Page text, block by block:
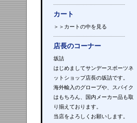
カート
＞＞カートの中を見る
店長のコーナー
坂詰
はじめましてサンデースポーツネ
ットショップ店長の坂詰です。
海外輸入のグローブや、スパイク
はもちろん、国内メーカー品も取
り揃えております。
当店をよろしくお願いします。